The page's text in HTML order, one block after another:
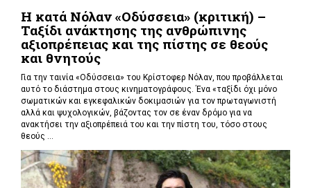
Η κατά Νόλαν «Οδύσσεια» (κριτική) –
Ταξίδι ανάκτησης της ανθρώπινης
αξιοπρέπειας και της πίστης σε θεούς
και θνητούς
Για την ταινία «Οδύσσεια» του Κρίστοφερ Νόλαν,που προβάλλεται
αυτό το διάστημα στους κινηματογράφους. Ένα «ταξίδι όχι μόνο
σωματικών και εγκεφαλικών δοκιμασιών για τον πρωταγωνιστή
αλλά και ψυχολογικών, βάζοντας τον σε έναν δρόμο για να
ανακτήσει την αξιοπρέπειά του και την πίστη του, τόσο στους
θεούς ...